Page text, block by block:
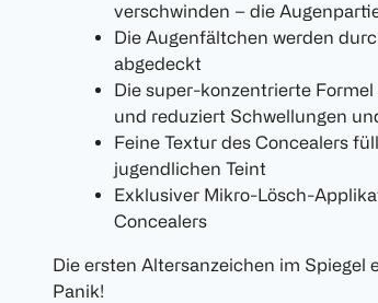
verschwinden – die
Die Augenfältchen werden
abgedeckt
Die super-konzentrierte
und reduziert Schwellungen
Feine Textur des Concealers
jugendlichen Teint
Exklusiver Mikro-Lösch-
Concealers
Die ersten Altersanzeichen im
Panik!